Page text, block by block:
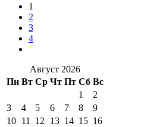
1
2
3
4
Август 2026
Пн Вт Ср Чт Пт Сб Вс
1
2
3
4 5 6 7 8
9
10 11 12 13 14 15 16